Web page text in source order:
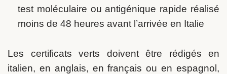
test moléculaire ou antigénique rapide réalisé
moins de 48 heures avant l’arrivée en Italie
Les certificats verts doivent être rédigés en
italien, en anglais, en français ou en espagnol,